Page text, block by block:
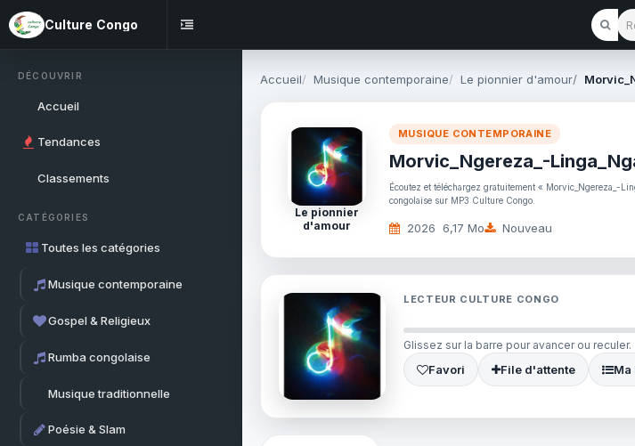
Culture Congo
DÉCOUVRIR
Accueil
Tendances
Classements
CATÉGORIES
Toutes les catégories
Musique contemporaine
Gospel & Religieux
Rumba congolaise
Musique traditionnelle
Poésie & Slam
Accueil Musique contemporaine Le pionnier d'amour
Le pionnier
d'amour
MUSIQUE CONTEMPORAINE
Morvic_Ngereza_-
Écoutez et téléchargez gratuitement « Morvic_Ngereza_-
congolaise sur MP3 Culture Congo.
2026 6,17 Mo Nouveau
LECTEUR CULTURE CONGO
Glissez sur la barre pour avancer ou reculer.
Favori File d'attente Ma